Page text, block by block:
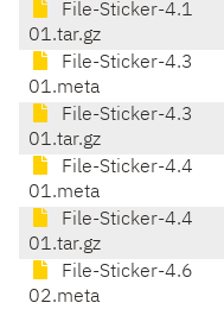
File-Sticker-4.1
01.tar.gz
File-Sticker-4.3
01.meta
File-Sticker-4.3
01.tar.gz
File-Sticker-4.4
01.meta
File-Sticker-4.4
01.tar.gz
File-Sticker-4.6
02.meta